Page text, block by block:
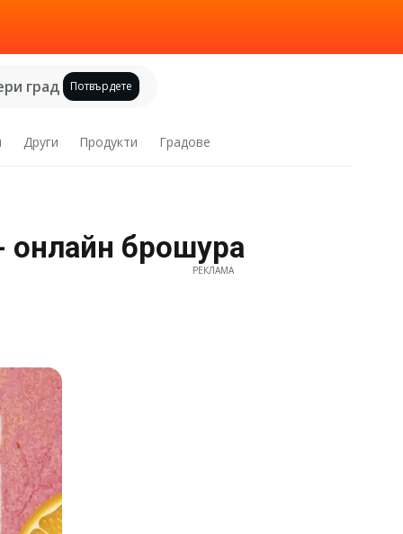
град Потвърдете
Други Продукти Градове
онлайн брошура
РЕКЛАМА